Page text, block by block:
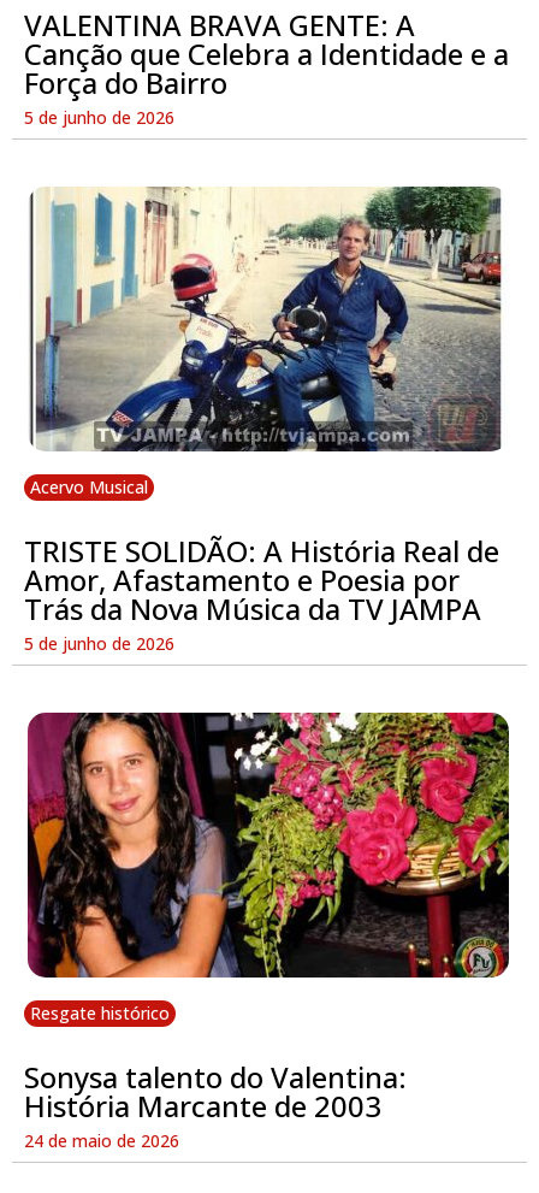
VALENTINA BRAVA GENTE: A
Canção que Celebra a Identidade e a
Força do Bairro
5 de junho de 2026
Acervo Musical
TRISTE SOLIDÃO: A História Real de
Amor, Afastamento e Poesia por
Trás da Nova Música da TV JAMPA
5 de junho de 2026
Resgate histórico
Sonysa talento do Valentina:
História Marcante de 2003
24 de maio de 2026